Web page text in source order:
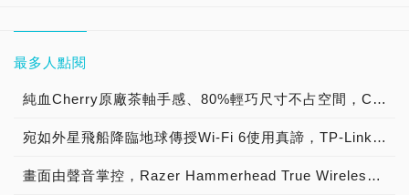
最多人點閱
純血Cherry原廠茶軸手感、80%輕巧尺寸不占空間，Cherry MX Board 1.0 TKL RGB鍵盤開箱評測
宛如外星飛船降臨地球傳授Wi-Fi 6使用真諦，TP-Link Archer AX73 AX5400雙頻Wi-Fi 6路由器神速開箱
畫面由聲音掌控，Razer Hammerhead True Wireless Earbuds開箱